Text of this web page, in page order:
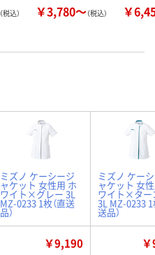
（税込） ￥3,780～（税込） ￥
ミズノ ケーシージ
ャケット 女性用 ホ
ワイト×グレー 3L
MZ-0233 1枚（直送
品）
ミズノ ケー
ャケット 女
ワイト×ター
3L MZ-0233 1
送品）
￥9,190